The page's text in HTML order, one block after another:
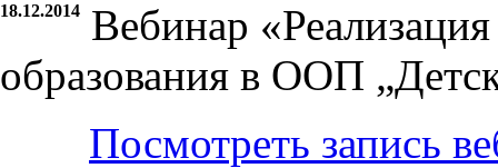
18.12.2014
Вебинар
образования в ООП
Посмотреть запись